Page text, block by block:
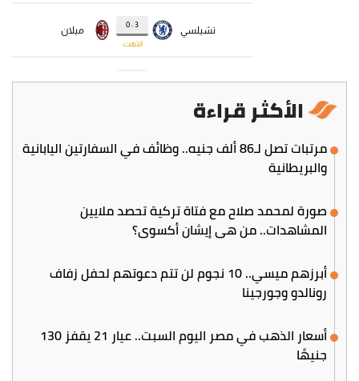
الأكثر قراءة
مرتبات تصل لـ86 ألف جنيه.. وظائف في السفارتين اليابانية
والبريطانية
صورة لمحمد صلاح مع فتاة تركية تحصد ملايين
المشاهدات.. من هي إيشان أكسوي؟
أبرزهم ميسي.. 10 نجوم لن تتم دعوتهم لحفل زفاف
رونالدو وجورجينا
أسعار الذهب في مصر اليوم السبت.. عيار 21 يقفز 130
جنيهًا